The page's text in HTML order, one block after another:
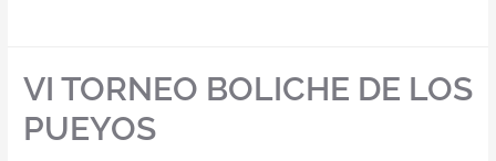
VI TORNEO BOLICHE DE LOS
PUEYOS